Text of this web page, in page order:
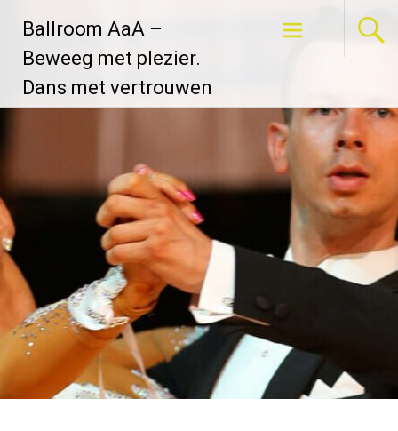
naarBallroom AaA –
Beweeg met plezier.
Dans met vertrouwen